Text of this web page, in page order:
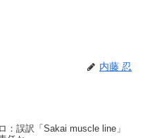
内藤 忍
：誤訳「Sakai muscle line」